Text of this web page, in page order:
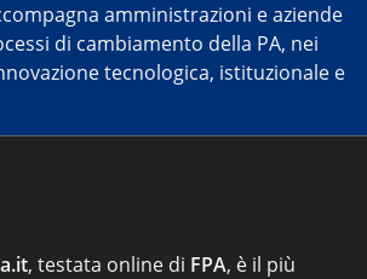
amministrazioni e aziende
di cambiamento della PA, nei
tecnologica, istituzionale e
, testata online di FPA, è il più